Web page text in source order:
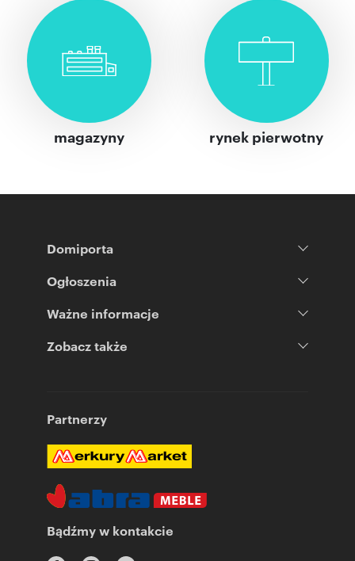
magazyny rynek pierwotny
Domiporta
Ogłoszenia
Ważne informacje
Zobacz także
Partnerzy
Bądźmy w kontakcie